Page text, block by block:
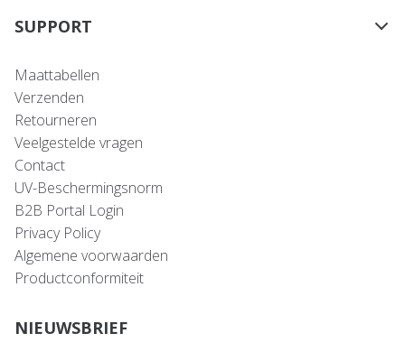
SUPPORT
Maattabellen
Verzenden
Retourneren
Veelgestelde vragen
Contact
UV-Beschermingsnorm
B2B Portal Login
Privacy Policy
Algemene voorwaarden
Productconformiteit
NIEUWSBRIEF